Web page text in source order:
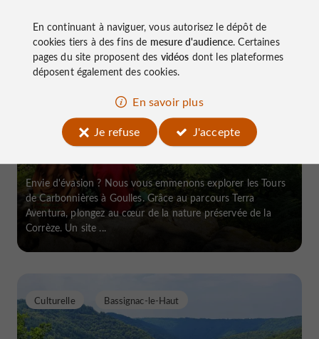
Terra Aventura à Goulles, aux Tours
de Carbonnières
Envie d'évasion ? Nous vous emmenons explorer les Tours
de Carbonnières à Goulles. Grâce au parcours Terra
Aventura, plongez au cœur de la nature préservée de la
Corrèze. Un site ...
Culturelle Bassignac-le-Haut
En continuant à naviguer, vous autorisez le dépôt de
cookies tiers à des fins de mesure d'audience. Certaines
pages du site proposent des vidéos dont les plateformes
déposent également des cookies.
En savoir plus
Je refuse
J'accepte